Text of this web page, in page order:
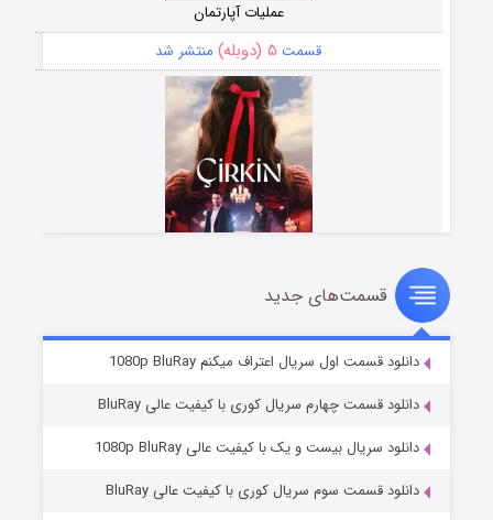
عملیات آپارتمان
قسمت ۵ (دوبله) منتشر شد
سریال زشت
قسمت۲ (زیرنویس) منتشر شد
قسمت‌های جدید
دانلود قسمت اول سریال اعتراف میکنم 1080p BluRay
دانلود قسمت چهارم سریال کوری با کیفیت عالی BluRay
دانلود سریال بیست و یک با کیفیت عالی 1080p BluRay
دانلود قسمت سوم سریال کوری با کیفیت عالی BluRay